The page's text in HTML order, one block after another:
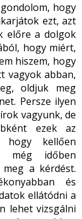
hogy
ezt, azt
előre a dolgok
hogy miért,
hiszem, hogy
vagyok abban,
oldjuk meg
Persze ilyen
vagyunk, de
ezek az
hogy kellően
még időben
a kérdést.
és
ellátódni a
lehet vizsgálni